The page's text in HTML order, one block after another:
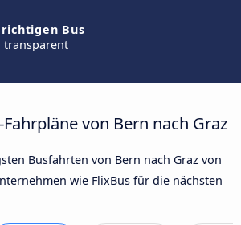
Bus
transparent
von Bern nach Graz
Busfahrten von Bern nach Graz von
wie FlixBus für die nächsten